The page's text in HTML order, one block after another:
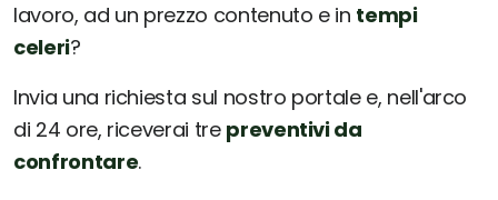
lavoro, ad un prezzo contenuto e in tempi
celeri?
Invia una richiesta sul nostro portale e, nell'arco
di 24 ore, riceverai tre preventivi da
confrontare.